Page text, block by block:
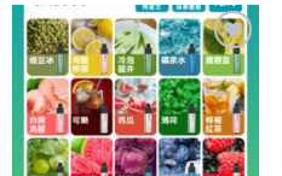
NT$200
到
NT$400
Add to
wishlist